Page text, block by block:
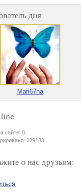
дня
Mari67na
сайте: 0
229183
о нас друзьям: